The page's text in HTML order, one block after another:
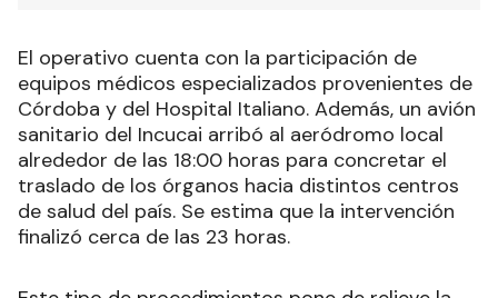
El operativo cuenta con la participación de
equipos médicos especializados provenientes de
Córdoba y del Hospital Italiano. Además, un avión
sanitario del Incucai arribó al aeródromo local
alrededor de las 18:00 horas para concretar el
traslado de los órganos hacia distintos centros
de salud del país. Se estima que la intervención
finalizó cerca de las 23 horas.